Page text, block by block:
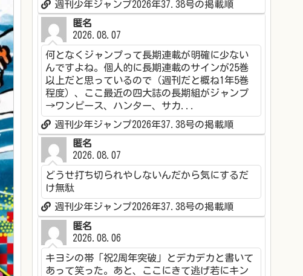
週刊少年ジャンプ2026年37.38号の掲載順
匿名
2026.08.07
何となくジャンプって長期連載が明確に少ない
んですよね。個人的に長期連載のサインが25巻
以上だと思っているので（週刊だと概ね1年5巻
程度）、ここ最近の四大誌の長期組がジャンプ
→ワンピース、ハンター、サカ...
週刊少年ジャンプ2026年37.38号の掲載順
匿名
2026.08.07
どうせ打ち切られやしないんだから気にするだ
け無駄
週刊少年ジャンプ2026年37.38号の掲載順
匿名
2026.08.06
キヨシの帯「祝2周年突破」とデカデカと書いて
あって笑った。あと、ここにきて逃げ若にキン